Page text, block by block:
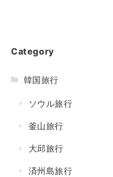
Category
韓国旅行
ソウル旅行
釜山旅行
大邱旅行
済州島旅行